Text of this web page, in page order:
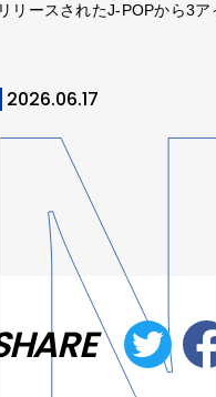
リースされたJ-POPから3ア
2026.06.17